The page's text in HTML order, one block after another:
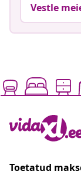
Vestle
Toetatud